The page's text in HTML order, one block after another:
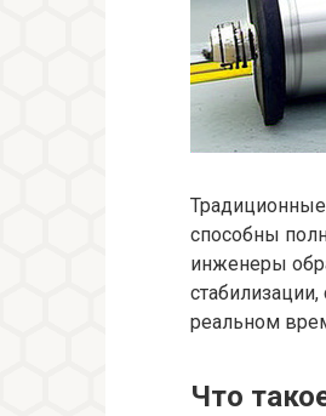
способны
инженеры
реальном
Что